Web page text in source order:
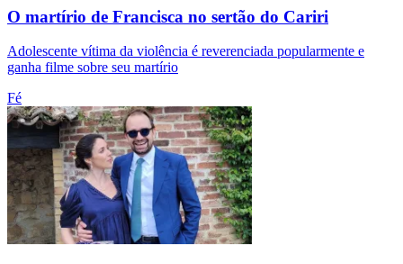
O martírio de Francisca no sertão do Cariri
Adolescente vítima da violência é reverenciada popularmente e
ganha filme sobre seu martírio
Fé